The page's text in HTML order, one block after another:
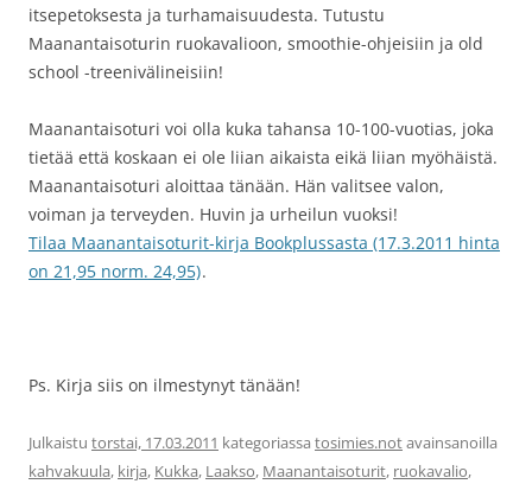
itsepetoksesta ja turhamaisuudesta. Tutustu
Maanantaisoturin ruokavalioon, smoothie-ohjeisiin ja old
school -treenivälineisiin!
Maanantaisoturi voi olla kuka tahansa 10-100-vuotias, joka
tietää että koskaan ei ole liian aikaista eikä liian myöhäistä.
Maanantaisoturi aloittaa tänään. Hän valitsee valon,
voiman ja terveyden. Huvin ja urheilun vuoksi!
Tilaa Maanantaisoturit-kirja Bookplussasta (17.3.2011 hinta
on 21,95 norm. 24,95).
Ps. Kirja siis on ilmestynyt tänään!
Julkaistu torstai, 17.03.2011 kategoriassa tosimies.notavainsanoilla
kahvakuula, kirja, Kukka, Laakso, Maanantaisoturit, ruokavalio,